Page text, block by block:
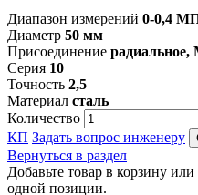
Диапазон измерений 0-0,4
Диаметр 50 мм
Присоединение радиальное,
Серия 10
Точность 2,5
Материал сталь
Количество
КП Задать вопрос инженеру
Вернуться в раздел
Добавьте товар в корзину
одной позиции.